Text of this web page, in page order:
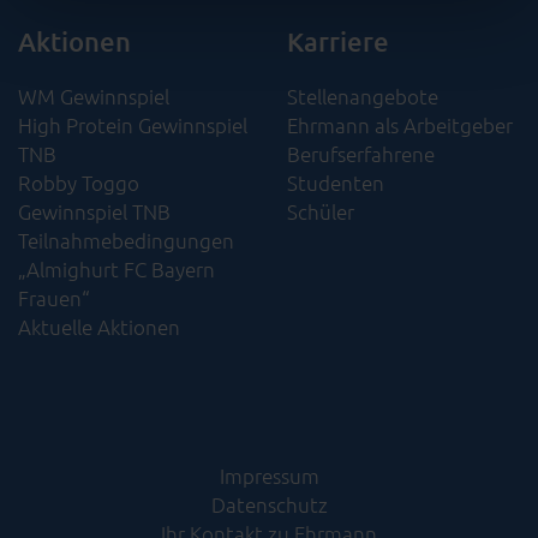
besser verstehen zu können. Weitere Informationen
finden Sie in unseren Bestimmungen zumDatenschutz
Aktionen
WM Gewinnspiel
High Protein Gewinnspiel
TNB
Robby Toggo
Gewinnspiel TNB
Teilnahmebedingungen
„Almighurt FC Bayern
Frauen“
Aktuelle Aktionen
Karriere
Stellenangebote
Ehrmann als Arbeitgeber
Berufserfahrene
Studenten
Schüler
Impressum
Datenschutz